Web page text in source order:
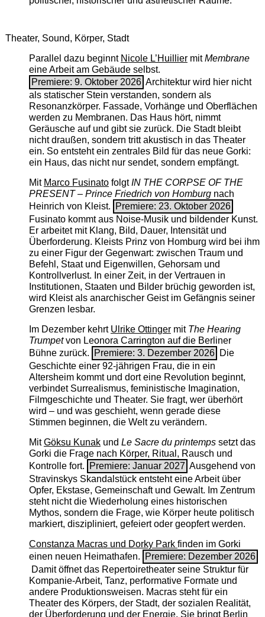
Theater, Sound, Körper, Stadt
Parallel dazu beginnt Nicole L’Huilliermit ­Membrane
eine Arbeit am Gebäude selbst.
Premiere: 9. Oktober 2026 Architektur wird hier nicht
als statischer Stein verstanden, sondern als
Resonanzkörper. Fassade, Vorhänge und Oberflächen
werden zu Membranen. Das Haus hört, nimmt
Geräusche auf und gibt sie zurück. Die Stadt bleibt
nicht draußen, sondern tritt akustisch in das Theater
ein. So entsteht ein zentrales Bild für das neue Gorki:
ein Haus, das nicht nur sendet, sondern empfängt.
Mit Marco FusinatofolgtIN THE CORPSE OF THE
PRESENT – Prince Friedrich von Homburgnach
Heinrich von Kleist.
Premiere: 23. Oktober 2026
Fusinato kommt aus Noise-Musik und bildender Kunst.
Er arbeitet mit Klang, Bild, Dauer, Intensität und
Überforderung. Kleists Prinz von Homburg wird bei ihm
zu einer Figur der Gegenwart: zwischen Traum und
Befehl, Staat und Eigenwillen, Gehorsam und
Kontrollverlust. In einer Zeit, in der Vertrauen in
Institutionen, Staaten und Bilder brüchig geworden ist,
wird Kleist als anarchischer Geist im Gefängnis seiner
Grenzen lesbar.
Im Dezember kehrt Ulrike Ottingermit The ­Hearing
Trumpetvon Leonora Carrington auf die Berliner
Bühne zurück.
Premiere: 3. Dezember 2026 Die
Geschichte einer 92-jährigen Frau, die in ein
Altersheim kommt und dort eine Revolution beginnt,
verbindet Surrealismus, feministische Imagination,
Filmgeschichte und Theater. Sie fragt, wer überhört
wird – und was geschieht, wenn gerade diese
Stimmen beginnen, die Welt zu verändern.
MitGöksu Kunakund Le Sacre du printempssetzt das
Gorki die Frage nach Körper, Ritual, Rausch und
Kontrolle fort.
Premiere: Januar 2027 Ausgehend von
Stravinskys Skandalstück entsteht eine Arbeit über
Opfer, Ekstase, Gemeinschaft und Gewalt. Im Zentrum
steht nicht die Wiederholung eines historischen
Mythos, sondern die Frage, wie Körper heute politisch
markiert, diszipliniert, gefeiert oder geopfert werden.
Constanza Macras und Dorky Park finden im Gorki
einen neuen Heimathafen.
Premiere: Dezember 2026
Damit öffnet das Repertoiretheater seine Struktur für
Kompanie-Arbeit, Tanz, performative Formate und
andere Produktionsweisen. Macras steht für ein
Theater des Körpers, der Stadt, der sozialen Realität,
der Überforderung und der Energie. Sie bringt Berlin